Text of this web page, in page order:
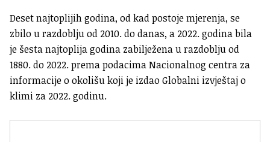
Deset najtoplijih godina, od kad postoje mjerenja, se
zbilo u razdoblju od 2010. do danas, a 2022. godina bila
je šesta najtoplija godina zabilježena u razdoblju od
1880. do 2022. prema podacima Nacionalnog centra za
informacije o okolišu koji je izdao Globalni izvještaj o
klimi za 2022. godinu.